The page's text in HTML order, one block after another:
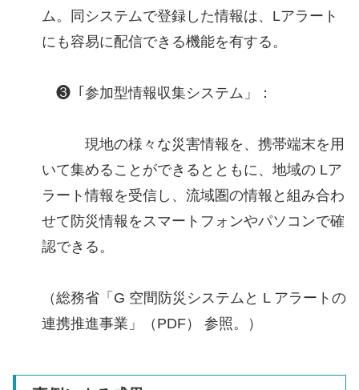
ム。同システムで登録した情報は、Lアラート
にも容易に配信できる機能を有する。
❸「参加型情報収集システム」：
現地の様々な災害情報を、携帯端末を用
いて集めることができるとともに、地域の Lア
ラート情報を受信し、流域圏の情報と組み合わ
せて防災情報をスマートフォンやパソコンで確
認できる。
（総務省「G 空間防災システムと L アラートの
連携推進事業」（PDF） 参照。）